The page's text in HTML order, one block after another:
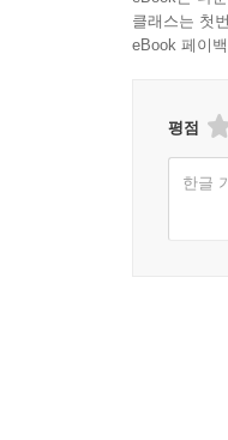
클래스는 첫
eBook 페이
평점
한글